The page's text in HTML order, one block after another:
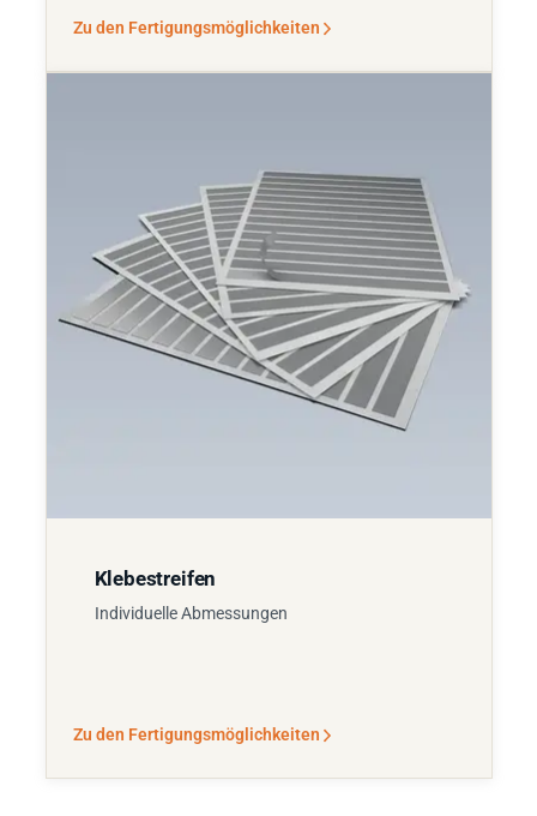
Zu den Fertigungsmöglichkeiten
Klebestreifen
Individuelle Abmessungen
Zu den Fertigungsmöglichkeiten